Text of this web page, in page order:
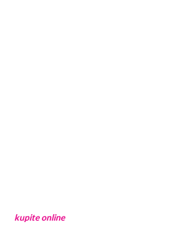
kupite online